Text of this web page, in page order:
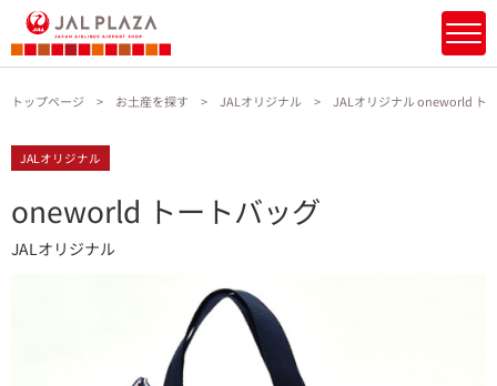
トップページ お土産を探す JALオリジナル JALオリジナル oneworld ト
JALオリジナル
oneworld トートバッグ
JALオリジナル